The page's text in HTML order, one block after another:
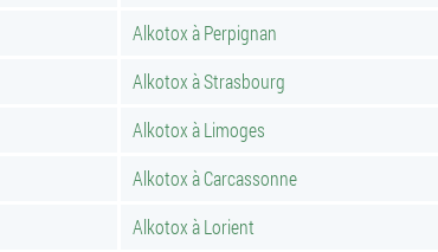
Alkotox à Perpignan
Alkotox à Strasbourg
Alkotox à Limoges
Alkotox à Carcassonne
Alkotox à Lorient